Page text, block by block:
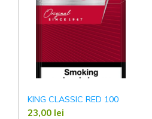
KING CLASSIC RED 100
23,00 lei